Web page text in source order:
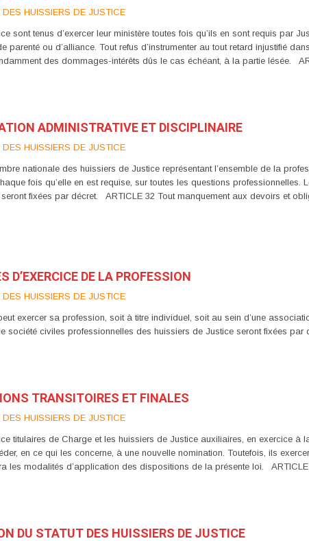
DES HUISSIERS DE JUSTICE
sont tenus d’exercer leur ministère toutes fois qu’ils en sont requis par
ou d’alliance. Tout refus d’instrumenter au tout retard injustifié
des dommages-intérêts dûs le cas échéant, à la partie lésée.
ADMINISTRATIVE ET DISCIPLINAIRE
DES HUISSIERS DE JUSTICE
nationale des huissiers de Justice représentant l’ensemble de la
fois qu’elle en est requise, sur toutes les questions
fixées par décret. ARTICLE 32 Tout manquement aux devoirs et
D’EXERCICE DE LA PROFESSION
DES HUISSIERS DE JUSTICE
exercer sa profession, soit à titre individuel, soit au sein d’une
société civiles professionnelles des huissiers de Justice seront fixées par
TRANSITOIRES ET FINALES
DES HUISSIERS DE JUSTICE
titulaires de Charge et les huissiers de Justice auxiliaires, en exercice à
en ce qui les concerne, à une nouvelle nomination. Toutefois, ils
les modalités d’application des dispositions de la présente loi.
DU STATUT DES HUISSIERS DE JUSTICE